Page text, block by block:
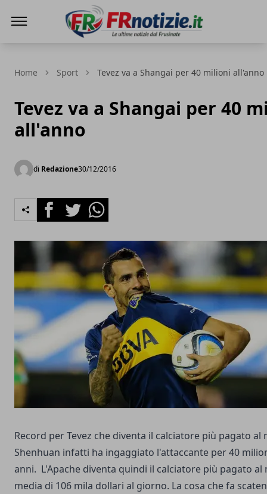
Home Sport Tevez va a Shangai per 40 milioni all'anno
Tevez va a Shangai per 40
all'anno
di Redazione30/12/2016
FacebookTwitterWhatsapp
Record per Tevez che diventa il calciatore più pagato al
Shenhuan infatti ha ingaggiato l'attaccante per 40
anni. L'Apache diventa quindi il calciatore più pagato al
media di 106 mila dollari al giorno. La cosa che fa